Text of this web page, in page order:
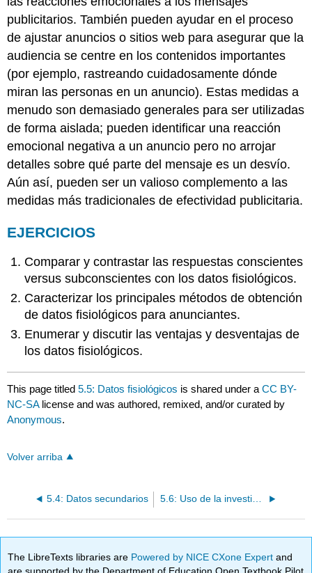
publicitarios. También pueden ayudar en el proceso
de ajustar anuncios o sitios web para asegurar que la
audiencia se centre en los contenidos importantes
(por ejemplo, rastreando cuidadosamente dónde
miran las personas en un anuncio). Estas medidas a
menudo son demasiado generales para ser utilizadas
de forma aislada; pueden identificar una reacción
emocional negativa a un anuncio pero no arrojar
detalles sobre qué parte del mensaje es un desvío.
Aún así, pueden ser un valioso complemento a las
medidas más tradicionales de efectividad publicitaria.
EJERCICIOS
Comparar y contrastar las respuestas conscientes
versus subconscientes con los datos fisiológicos.
Caracterizar los principales métodos de obtención
de datos fisiológicos para anunciantes.
Enumerar y discutir las ventajas y desventajas de
los datos fisiológicos.
This page titled5.5: Datos fisiológicos is shared under aCC BY-
NC-SA license and was authored, remixed, and/or curated by
Anonymous.
Volver arriba
5.4: Datos secundarios 5.6: Uso de la investigación para guiar un lanzamiento exitoso
The LibreTexts libraries are Powered by NICE CXone Expertand